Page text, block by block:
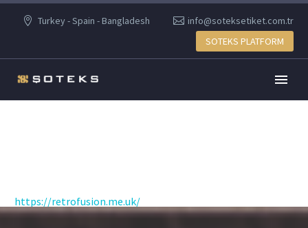
Turkey - Spain - Bangladesh
info@soteksetiket.com.tr
SOTEKS PLATFORM
https://retrofusion.me.uk/